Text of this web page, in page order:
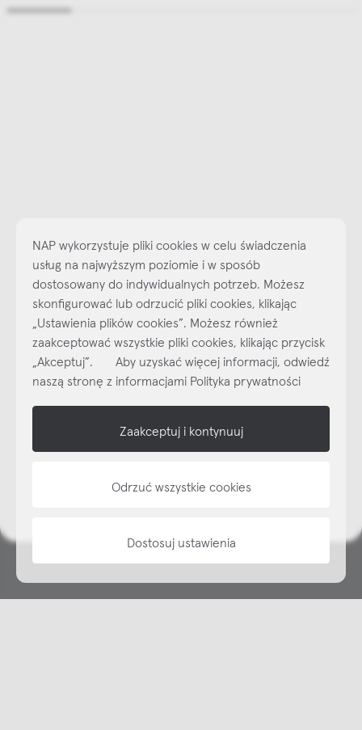
Najlepsze inspiracje i promocje na wyciągnięcie ręki, zapisz się już
dzisiaj do naszego cyklicznego newslettera!
SubskrybujNEWSLETTER
NAP
NAP wykorzystuje pliki cookies w celu świadczenia
usług na najwyższym poziomie i w sposób
dostosowany do indywidualnych potrzeb. Możesz
skonfigurować lub odrzucić pliki cookies, klikając
„Ustawienia plików cookies”. Możesz również
zaakceptować wszystkie pliki cookies, klikając przycisk
„Akceptuj”. Aby uzyskać więcej informacji, odwiedź
naszą stronę z informacjami Polityka prywatności
Zaakceptuj i kontynuuj
Odrzuć wszystkie cookies
Dostosuj ustawienia